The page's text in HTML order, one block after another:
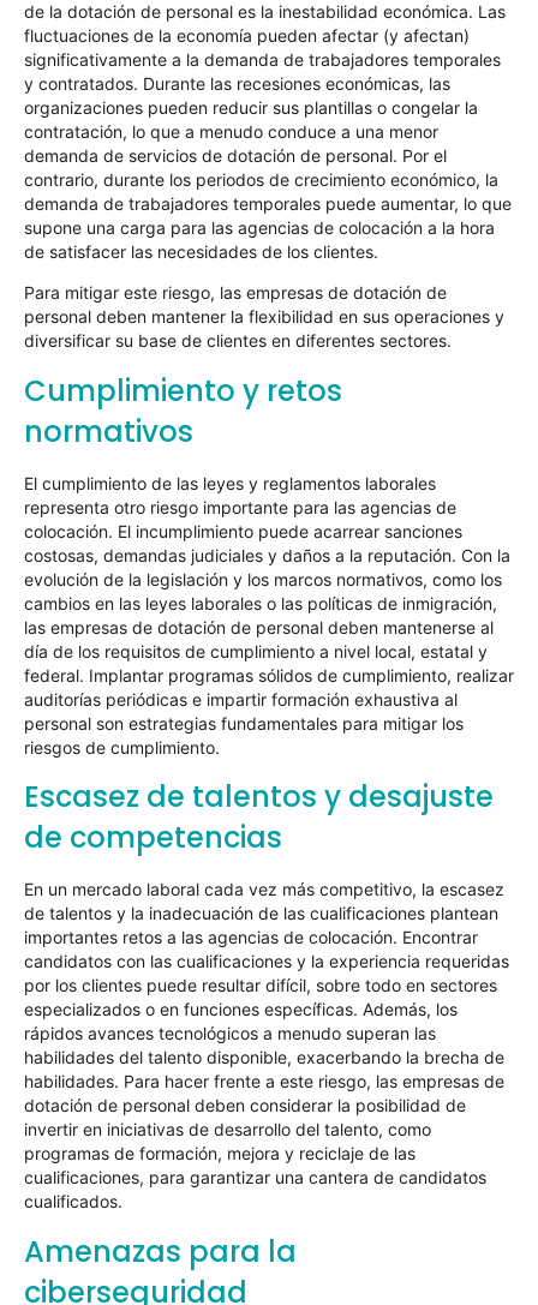
de la dotación de personal es la inestabilidad económica. Las
fluctuaciones de la economía pueden afectar (y afectan)
significativamente a la demanda de trabajadores temporales
y contratados. Durante las recesiones económicas, las
organizaciones pueden reducir sus plantillas o congelar la
contratación, lo que a menudo conduce a una menor
demanda de servicios de dotación de personal. Por el
contrario, durante los periodos de crecimiento económico, la
demanda de trabajadores temporales puede aumentar, lo que
supone una carga para las agencias de colocación a la hora
de satisfacer las necesidades de los clientes.
Para mitigar este riesgo, las empresas de dotación de
personal deben mantener la flexibilidad en sus operaciones y
diversificar su base de clientes en diferentes sectores.
Cumplimiento y retos
normativos
El cumplimiento de las leyes y reglamentos laborales
representa otro riesgo importante para las agencias de
colocación. El incumplimiento puede acarrear sanciones
costosas, demandas judiciales y daños a la reputación. Con la
evolución de la legislación y los marcos normativos, como los
cambios en las leyes laborales o las políticas de inmigración,
las empresas de dotación de personal deben mantenerse al
día de los requisitos de cumplimiento a nivel local, estatal y
federal. Implantar programas sólidos de cumplimiento, realizar
auditorías periódicas e impartir formación exhaustiva al
personal son estrategias fundamentales para mitigar los
riesgos de cumplimiento.
Escasez de talentos y desajuste
de competencias
En un mercado laboral cada vez más competitivo, la escasez
de talentos y la inadecuación de las cualificaciones plantean
importantes retos a las agencias de colocación. Encontrar
candidatos con las cualificaciones y la experiencia requeridas
por los clientes puede resultar difícil, sobre todo en sectores
especializados o en funciones específicas. Además, los
rápidos avances tecnológicos a menudo superan las
habilidades del talento disponible, exacerbando la brecha de
habilidades. Para hacer frente a este riesgo, las empresas de
dotación de personal deben considerar la posibilidad de
invertir en iniciativas de desarrollo del talento, como
programas de formación, mejora y reciclaje de las
cualificaciones, para garantizar una cantera de candidatos
cualificados.
Amenazas para la
ciberseguridad